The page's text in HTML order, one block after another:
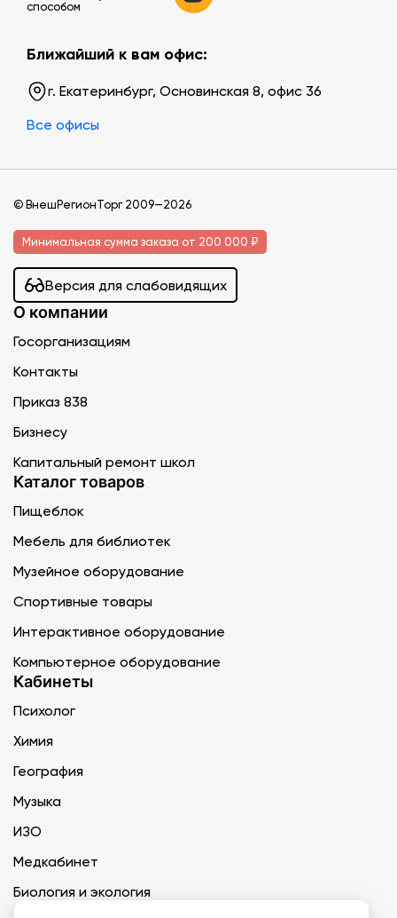
способом
Ближайший к вам офис:
г. Екатеринбург, Основинская 8, офис 36
Все офисы
© ВнешРегионТорг 2009—2026
Минимальная сумма заказа от 200 000 ₽
Версия для слабовидящих
О компании
Госорганизациям
Контакты
Приказ 838
Бизнесу
Капитальный ремонт школ
Каталог товаров
Пищеблок
Мебель для библиотек
Музейное оборудование
Спортивные товары
Интерактивное оборудование
Компьютерное оборудование
Кабинеты
Психолог
Химия
География
Музыка
ИЗО
Медкабинет
Биология и экология